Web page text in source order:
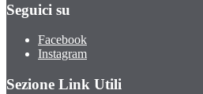
Seguici su
Facebook
Instagram
Sezione Link Utili